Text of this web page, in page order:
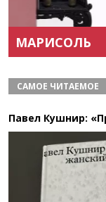
МАРИСОЛЬ
САМОЕ ЧИТАЕМОЕ
Павел Кушнир: